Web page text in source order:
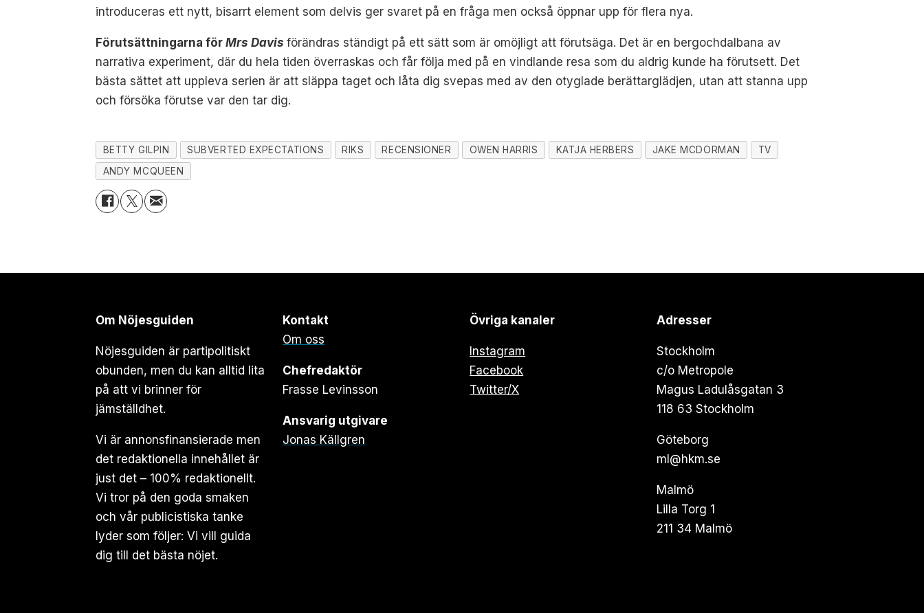
introduceras ett nytt, bisarrt element som delvis ger svaret på en fråga men också öppnar upp för flera nya.
Förutsättningarna förMrs Davis förändras ständigt på ett sätt som är omöjligt att förutsäga. Det är en bergochdalbana av
narrativa experiment, där du hela tiden överraskas och får följa med på en vindlande resa som du aldrig kunde ha förutsett. Det
bästa sättet att uppleva serien är att släppa taget och låta dig svepas med av den otyglade berättarglädjen, utan att stanna upp
och försöka förutse var den tar dig.
BETTY GILPIN SUBVERTED EXPECTATIONS RIKS RECENSIONER OWEN HARRIS KATJA HERBERS JAKE MCDORMAN
TV
ANDY MCQUEEN
Om Nöjesguiden
Nöjesguiden är partipolitiskt
obunden, men du kan alltid lita
på att vi brinner för
jämställdhet.
Vi är annonsfinansierade men
det redaktionella innehållet är
just det – 100% redaktionellt.
Vi tror på den goda smaken
och vår publicistiska tanke
lyder som följer: Vi vill guida
dig till det bästa nöjet.
Kontakt
Om oss
Chefredaktör
Frasse Levinsson
Ansvarig utgivare
Jonas Källgren
Övriga kanaler
Instagram
Facebook
Twitter/X
Adresser
Stockholm
c/o Metropole
Magus Ladulåsgatan 3
118 63 Stockholm
Göteborg
ml@hkm.se
Malmö
Lilla Torg 1
211 34 Malmö